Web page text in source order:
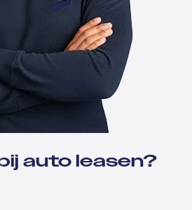
auto leasen?